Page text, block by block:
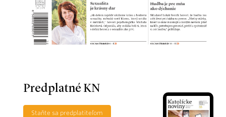
Predplatné KN
Staňte sa predplatiteľom